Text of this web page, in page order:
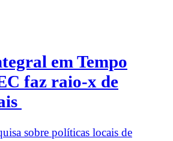
em Tempo
faz raio-x de
sobre políticas locais de